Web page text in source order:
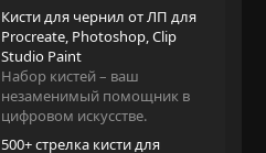
Кисти для чернил от ЛП для
Procreate, Photoshop, Clip
Studio Paint
Набор кистей – ваш
незаменимый помощник в
цифровом искусстве.
500+ стрелка кисти для